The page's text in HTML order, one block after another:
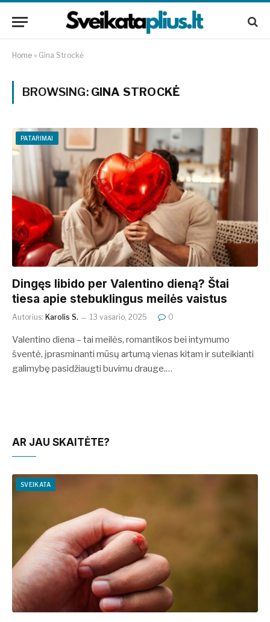
Home » Gina Strockė
BROWSING: GINA STROCKĖ
PATARIMAI
Dingęs libido per Valentino dieną? Štai
tiesa apie stebuklingus meilės vaistus
Autorius: Karolis S. 13 vasario, 2025 0
Valentino diena – tai meilės, romantikos bei intymumo
šventė, įprasminanti mūsų artumą vienas kitam ir suteikianti
galimybę pasidžiaugti buvimu drauge.…
AR JAU SKAITĖTE?
SVEIKATA